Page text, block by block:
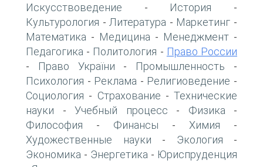
Искусствоведение - История -
Культурология - Литература - Маркетинг -
Математика - Медицина - Менеджмент -
Педагогика - Политология - Право России
- Право України - Промышленность -
Психология - Реклама - Религиоведение -
Социология - Страхование - Технические
науки - Учебный процесс - Физика -
Философия - Финансы - Химия -
Художественные науки - Экология -
Экономика - Энергетика - Юриспруденция